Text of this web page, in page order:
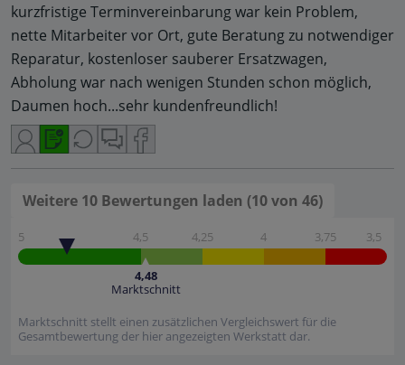
kurzfristige Terminvereinbarung war kein Problem,
nette Mitarbeiter vor Ort, gute Beratung zu notwendiger
Reparatur, kostenloser sauberer Ersatzwagen,
Abholung war nach wenigen Stunden schon möglich,
Daumen hoch...sehr kundenfreundlich!
Weitere 10 Bewertungen laden (10 von 46)
5 4,5 4,25 4 3,75 3,5
4,48
Marktschnitt
Marktschnitt stellt einen zusätzlichen Vergleichswert für die
Gesamtbewertung der hier angezeigten Werkstatt dar.